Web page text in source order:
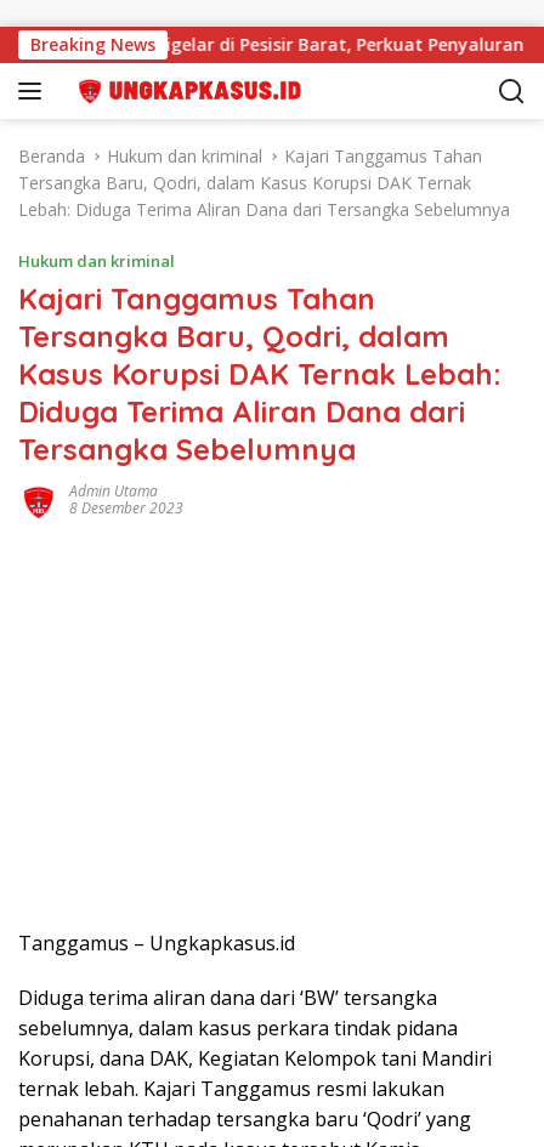
Breaking News
2026 Digelar di Pesisir Barat, Perkuat Penyaluran Tepat
Beranda Hukum dan kriminal
Kajari Tanggamus Tahan
Tersangka Baru, Qodri, dalam Kasus Korupsi DAK Ternak
Lebah: Diduga Terima Aliran Dana dari Tersangka Sebelumnya
Hukum dan kriminal
Kajari Tanggamus Tahan
Tersangka Baru, Qodri, dalam
Kasus Korupsi DAK Ternak Lebah:
Diduga Terima Aliran Dana dari
Tersangka Sebelumnya
Admin Utama
8 Desember 2023
Tanggamus – Ungkapkasus.id
Diduga terima aliran dana dari ‘BW’ tersangka
sebelumnya, dalam kasus perkara tindak pidana
Korupsi, dana DAK, Kegiatan Kelompok tani Mandiri
ternak lebah. Kajari Tanggamus resmi lakukan
penahanan terhadap tersangka baru ‘Qodri’ yang